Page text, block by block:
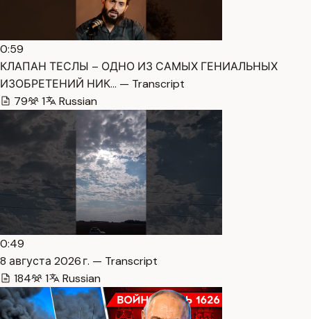
0:59
КЛАПАН ТЕСЛЫ – ОДНО ИЗ САМЫХ ГЕНИАЛЬНЫХ
ИЗОБРЕТЕНИЙ НИК… — Transcript
79
1 Russian
0:49
8 августа 2026 г. — Transcript
184
1 Russian